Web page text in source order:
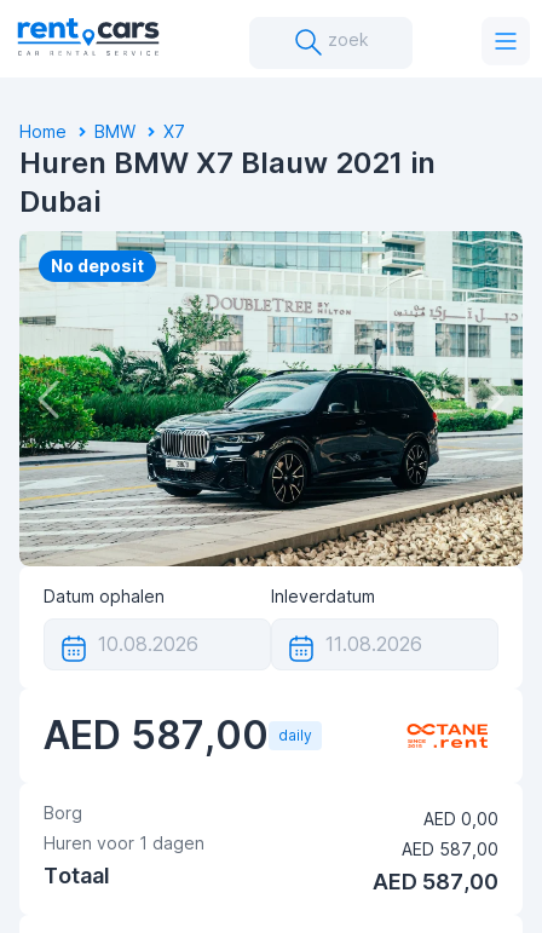
zoek
Home BMW X7
Huren BMW X7 Blauw 2021 in
Dubai
No deposit
Datum ophalen Inleverdatum
AED 587,00 daily
Borg
AED 0,00
Huren voor 1 dagen AED 587,00
Totaal AED 587,00